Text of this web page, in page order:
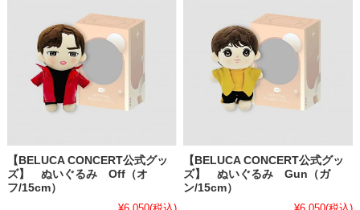
【BELUCA CONCERT公式グッ
ズ】 ぬいぐるみ Off（オ
フ/15cm）
【BELUCA CONCERT公式グッ
ズ】 ぬいぐるみ Gun（ガ
ン/15cm）